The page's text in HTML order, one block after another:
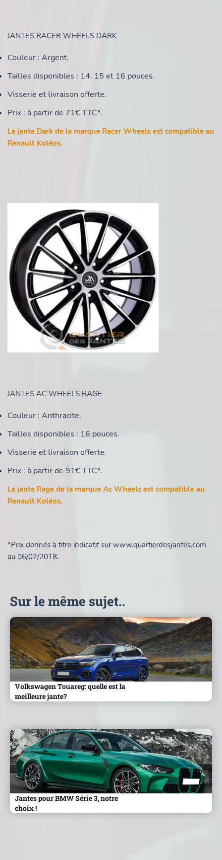
JANTES RACER WHEELS DARK
Couleur : Argent.
Tailles disponibles : 14, 15 et 16 pouces.
Visserie et livraison offerte.
Prix : à partir de 71€ TTC*.
La jante Dark de la marque Racer Wheels est compatible au
Renault Koléos.
JANTES AC WHEELS RAGE
Couleur : Anthracite.
Tailles disponibles : 16 pouces.
Visserie et livraison offerte.
Prix : à partir de 91€ TTC*.
La jante Rage de la marque Ac Wheels est compatible au
Renault Koléos.
*Prix donnés à titre indicatif sur www.quartierdesjantes.com
au 06/02/2018.
Sur le même sujet..
Volkswagen Touareg: quelle est la
meilleure jante?
Jantes pour BMW Série 3, notre
choix !